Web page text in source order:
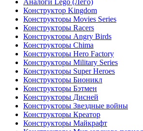
Конструктор Kingdom
Конструкторы Movies Series
Конструкторы Racers
Конструкторы Angry Birds
Конструкторы Chima
Конструкторы Hero Factory
Конструкторы Military Series
Конструкторы Super Heroes
Конструкторы Бионикл
Конструкторы Бэтмен
Конструкторы Дисней
Конструкторы Звездные войны
Конструкторы Креатор
Конструкторы Майкрафт